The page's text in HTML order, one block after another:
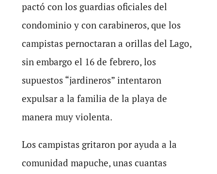
pactó con los guardias oficiales del
condominio y con carabineros, que los
campistas pernoctaran a orillas del Lago,
sin embargo el 16 de febrero, los
supuestos “jardineros” intentaron
expulsar a la familia de la playa de
manera muy violenta.
Los campistas gritaron por ayuda a la
comunidad mapuche, unas cuantas